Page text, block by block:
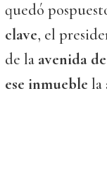
quedó
clave, el
de la avenida
ese inmueble la